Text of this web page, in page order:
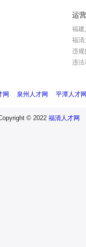
运
福建
福清
违规
违法
网 泉州人才网 平潭人才网
© 2022 福清人才网